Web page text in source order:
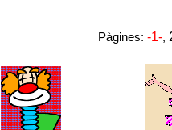
Pàgines: -1-,